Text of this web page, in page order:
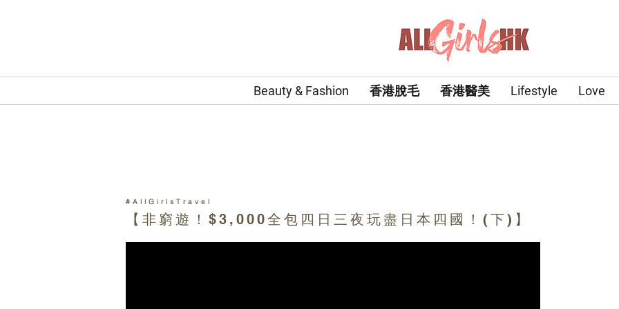
Beauty & Fashion 香港脫毛 香港醫美 Lifestyle Love
#AllGirlsTravel
【非窮遊！$3,000全包四日三夜玩盡日本四國！(下)】